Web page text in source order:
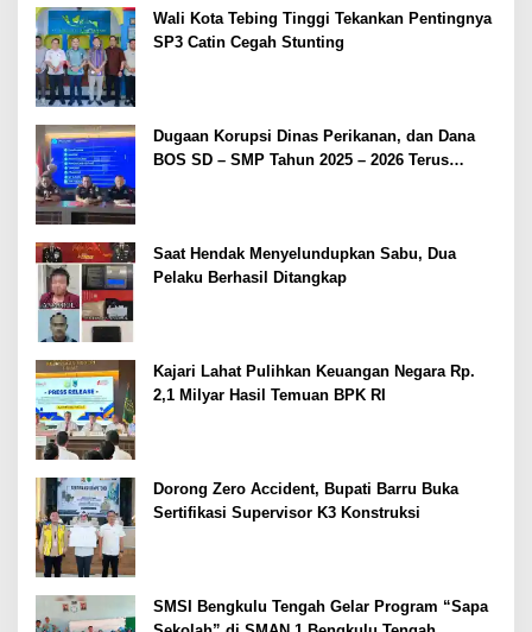
Wali Kota Tebing Tinggi Tekankan Pentingnya
SP3 Catin Cegah Stunting
Dugaan Korupsi Dinas Perikanan, dan Dana
BOS SD – SMP Tahun 2025 – 2026 Terus
Saat Hendak Menyelundupkan Sabu, Dua
Pelaku Berhasil Ditangkap
Kajari Lahat Pulihkan Keuangan Negara Rp.
2,1 Milyar Hasil Temuan BPK RI
Dorong Zero Accident, Bupati Barru Buka
Sertifikasi Supervisor K3 Konstruksi
SMSI Bengkulu Tengah Gelar Program “Sapa